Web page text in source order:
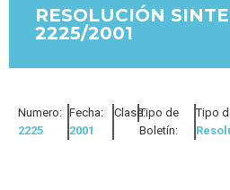
RESOLUCIÓN
2225/2001
Numero:
2225
Fecha:
2001
Clase:Tipo de
Boletín:
Tipo